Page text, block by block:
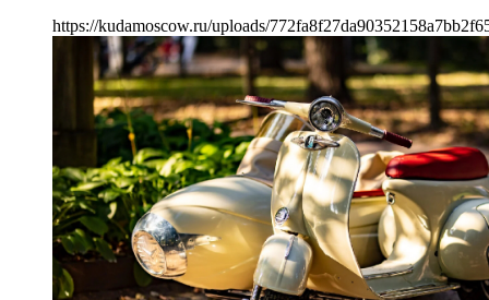
https://kudamoscow.ru/uploads/